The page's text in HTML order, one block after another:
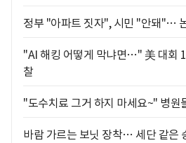
정부 "아파트 짓자", 시민 "안돼"…
"AI 해킹 어떻게 막냐면…" 美 대회
찰
"도수치료 그거 하지 마세요~" 병원
바람 가르는 보닛 장착… 세단 같은